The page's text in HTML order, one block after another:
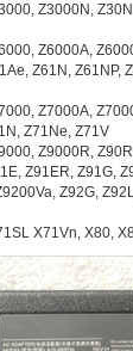
Z3000N,
Z6000A,
Z61N, Z61NP,
Z7000A,
Z71Ne, Z71V
Z9000R,
Z91ER, Z91G,
Z92G,
X71Vn, X80,